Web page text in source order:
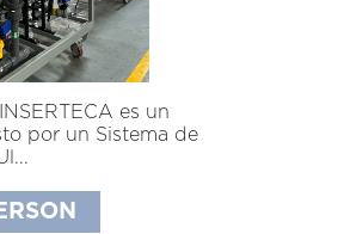
es un
por un Sistema de